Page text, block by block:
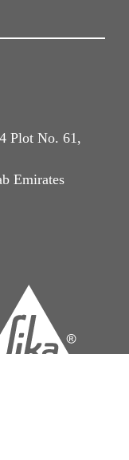
Plot No. 61,
Emirates